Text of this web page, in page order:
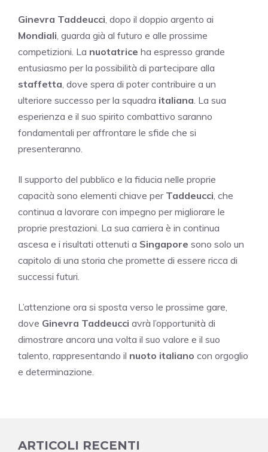
Ginevra Taddeucci, dopo il doppio argento ai
Mondiali, guarda già al futuro e alle prossime
competizioni. La nuotatrice ha espresso grande
entusiasmo per la possibilità di partecipare alla
staffetta, dove spera di poter contribuire a un
ulteriore successo per la squadra italiana. La sua
esperienza e il suo spirito combattivo saranno
fondamentali per affrontare le sfide che si
presenteranno.
Il supporto del pubblico e la fiducia nelle proprie
capacità sono elementi chiave per Taddeucci, che
continua a lavorare con impegno per migliorare le
proprie prestazioni. La sua carriera è in continua
ascesa e i risultati ottenuti a Singapore sono solo un
capitolo di una storia che promette di essere ricca di
successi futuri.
L’attenzione ora si sposta verso le prossime gare,
dove Ginevra Taddeucci avrà l’opportunità di
dimostrare ancora una volta il suo valore e il suo
talento, rappresentando il nuoto italiano con orgoglio
e determinazione.
ARTICOLI RECENTI